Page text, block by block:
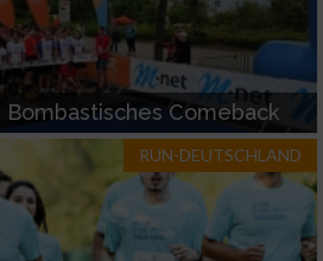
Comeback
RUN-DEUTSCHLAND